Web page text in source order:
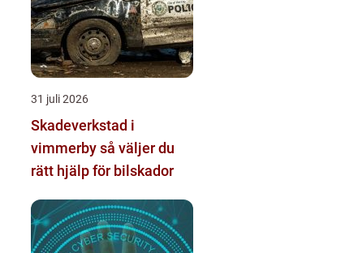
31 juli 2026
Skadeverkstad i
vimmerby så väljer du
rätt hjälp för bilskador